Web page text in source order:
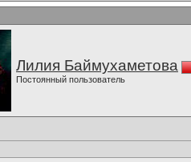
Лилия Баймухаметова
Постоянный пользователь